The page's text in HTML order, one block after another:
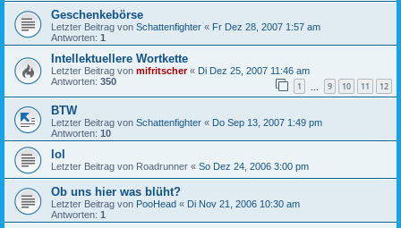
Geschenkebörse
Letzter Beitrag von Schattenfighter « Fr Dez 28, 2007 1:57 am
Antworten: 1
Intellektuellere Wortkette
Letzter Beitrag von mifritscher« Di Dez 25, 2007 11:46 am
Antworten: 350 1 9 10 11 12
BTW
Letzter Beitrag von Schattenfighter « Do Sep 13, 2007 1:49 pm
Antworten: 10
lol
Letzter Beitrag von Roadrunner « So Dez 24, 2006 3:00 pm
Ob uns hier was blüht?
Letzter Beitrag von PooHead « Di Nov 21, 2006 10:30 am
Antworten: 1